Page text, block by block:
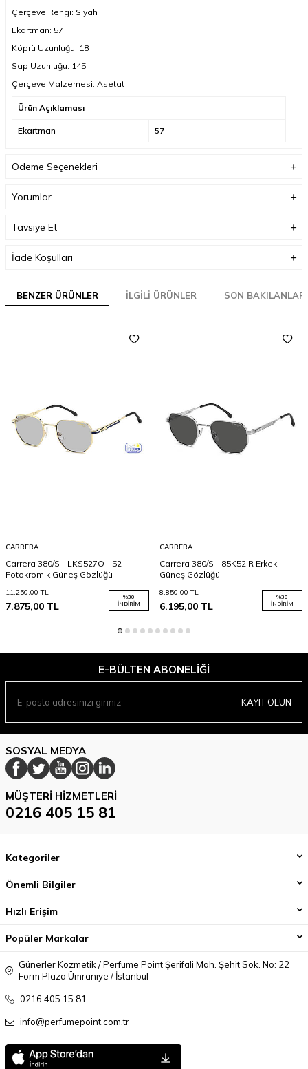
Çerçeve Rengi: Siyah
Ekartman: 57
Köprü Uzunluğu: 18
Sap Uzunluğu: 145
Çerçeve Malzemesi: Asetat
Ürün Açıklaması
Ekartman 57
Ödeme Seçenekleri
Yorumlar
Tavsiye Et
İade Koşulları
BENZER ÜRÜNLER İLGILI ÜRÜNLER SON BAKILANLAR
CARRERA
Carrera 380/S - LKS527O - 52
Fotokromik Güneş Gözlüğü
11.250,00TL
7.875,00 TL
%30
İNDIRIM
CARRERA
Carrera 380/S - 85K52IR Erkek
Güneş Gözlüğü
8.850,00TL
6.195,00TL
%30
İNDIRIM
E-BÜLTEN ABONELIĞI
KAYIT OLUN
SOSYAL MEDYA
MÜŞTERI HIZMETLERI
0216 405 15 81
Kategoriler
Önemli Bilgiler
Hızlı Erişim
Popüler Markalar
Günerler Kozmetik / Perfume Point Şerifali Mah. Şehit Sok. No: 22
Form Plaza Ümraniye / İstanbul
0216 405 15 81
info@perfumepoint.com.tr